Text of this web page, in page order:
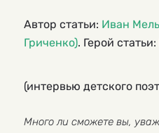
Автор статьи: Иван
Гриченко). Герой статьи:
(интервью детского
Много ли сможете вы,